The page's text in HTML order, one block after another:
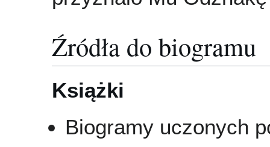
Źródła do biogramu
Książki
Biogramy uczonych